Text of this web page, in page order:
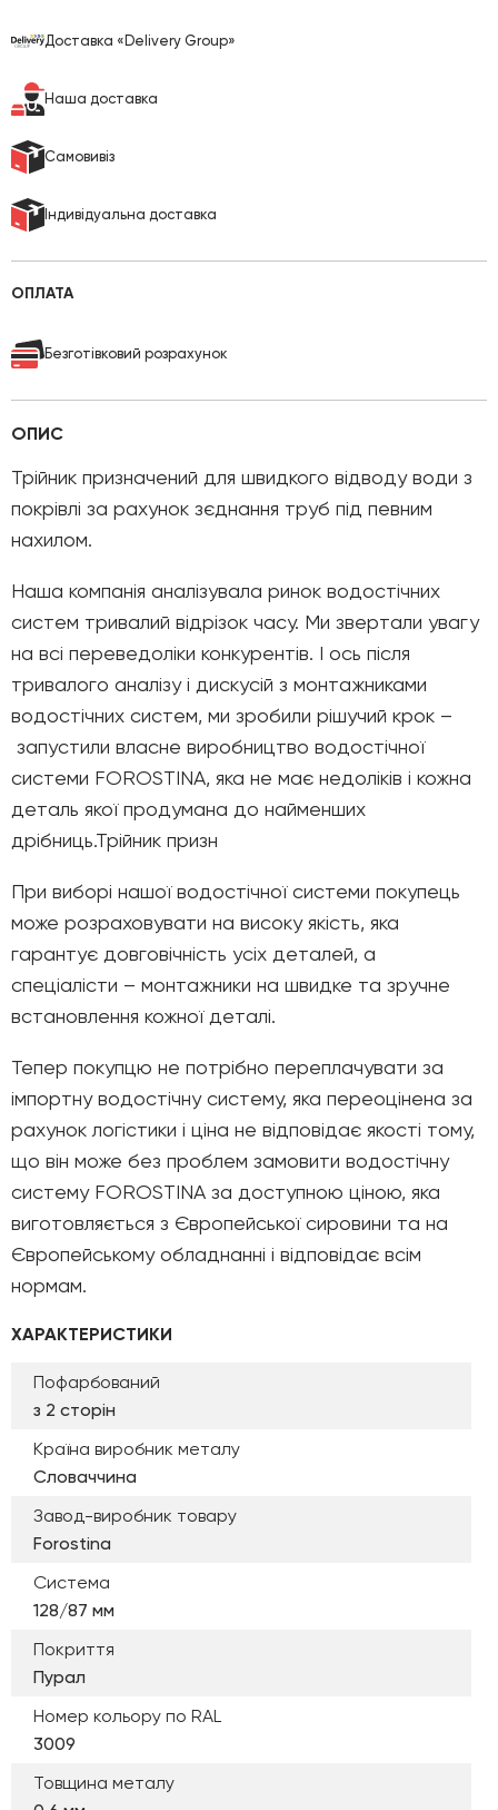
Доставка «Delivery Group»
Наша доставка
Cамовивіз
Індивідуальна доставка
ОПЛАТА
Безготівковий розрахунок
ХАРАКТЕРИСТИКИ
Пофарбований
з 2 сторін
Країна виробник металу
Словаччина
Завод-виробник товару
Forostina
Система
128/87 мм
Покриття
Пурал
Номер кольору по RAL
3009
Товщина металу
ОПИС
Трійник призначений для швидкого відводу води з
покрівлі за рахунок зєднання труб під певним
нахилом.
Наша компанія аналізувала ринок водостічних
систем тривалий відрізок часу. Ми звертали увагу
на всі переведоліки конкурентів. І ось після
тривалого аналізу і дискусій з монтажниками
водостічних систем, ми зробили рішучий крок –
запустили власне виробництво водостічної
системи FOROSTINA, яка не має недоліків і кожна
деталь якої продумана до найменших
дрібниць.Трійник призн
При виборі нашої водостічної системи покупець
може розраховувати на високу якість, яка
гарантує довговічність усіх деталей, а
спеціалісти – монтажники на швидке та зручне
встановлення кожної деталі.
Тепер покупцю не потрібно переплачувати за
імпортну водостічну систему, яка переоцінена за
рахунок логістики і ціна не відповідає якості тому,
що він може без проблем замовити водостічну
систему FOROSTINA за доступною ціною, яка
виготовляється з Європейської сировини та на
Європейському обладнанні і відповідає всім
нормам.